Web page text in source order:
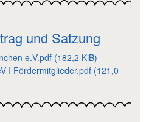
und Satzung
e.V.pdf (182,2 KiB)
I Fördermitglieder.pdf (121,0